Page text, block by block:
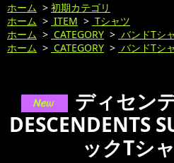
ホーム > 初期カテゴリ
ホーム > ITEM > Tシャツ
ホーム > CATEGORY > バンドTシ
ホーム > CATEGORY > バンドTシ
ディセン
DESCENDENTS
ックTシ